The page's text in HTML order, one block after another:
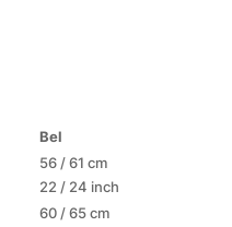
Bel
56 / 61 cm
22 / 24 inch
60 / 65 cm